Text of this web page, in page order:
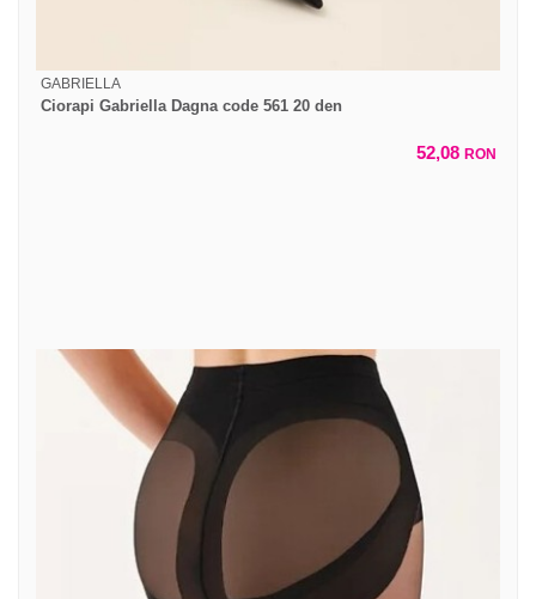
GABRIELLA
Ciorapi Gabriella Dagna code 561 20 den
52,08 RON